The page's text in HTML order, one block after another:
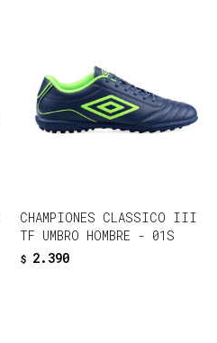
CHAMPIONES CLASSICO III
TF UMBRO HOMBRE - 01S
$ 2.390